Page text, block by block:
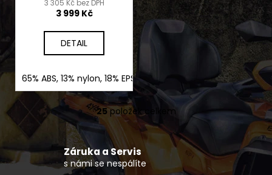
3 305 Kč bez DPH
3 999 Kč
DETAIL
65% ABS, 13% nylon, 18% EPS, 4% nerez ocel
O
v
l
á
d
25položek celkem
Záruka a Servis
s námi se nespálíte